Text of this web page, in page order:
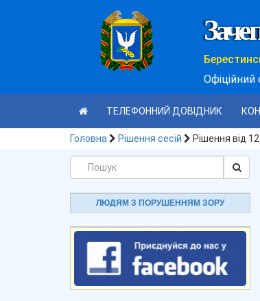
Офіційний
ТЕЛЕФОННИЙ ДОВІДНИК
Головна Рішення сесій Рішення від
ЛЮДЯМ З ПОРУШЕННЯМ ЗОРУ